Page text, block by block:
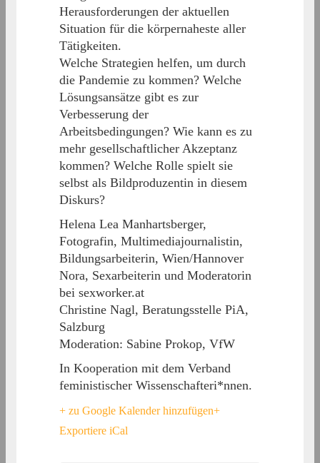
Herausforderungen der aktuellen
Situation für die körpernaheste aller
Tätigkeiten.
Welche Strategien helfen, um durch
die Pandemie zu kommen? Welche
Lösungsansätze gibt es zur
Verbesserung der
Arbeitsbedingungen? Wie kann es zu
mehr gesellschaftlicher Akzeptanz
kommen? Welche Rolle spielt sie
selbst als Bildproduzentin in diesem
Diskurs?
Helena Lea Manhartsberger,
Fotografin, Multimediajournalistin,
Bildungsarbeiterin, Wien/Hannover
Nora, Sexarbeiterin und Moderatorin
bei sexworker.at
Christine Nagl, Beratungsstelle PiA,
Salzburg
Moderation: Sabine Prokop, VfW
In Kooperation mit dem Verband
feministischer Wissenschafteri*nnen.
+ zu Google Kalender hinzufügen+
Exportiere iCal